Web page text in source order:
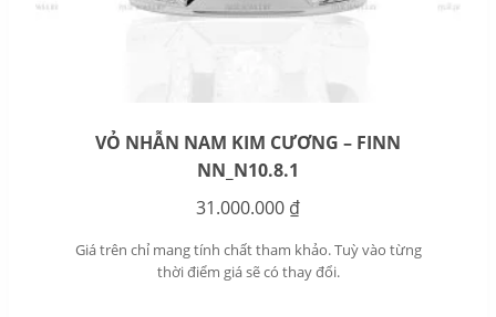
VỎ NHẪN NAM KIM CƯƠNG – FINN
NN_N10.8.1
31.000.000 ₫
Giá trên chỉ mang tính chất tham khảo. Tuỳ vào từng
thời điểm giá sẽ có thay đổi.